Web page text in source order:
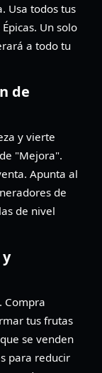
Usa todos tus
Un solo
a todo tu
de
y vierte
"Mejora".
Apunta al
de
de nivel
Compra
tus frutas
se venden
para reducir